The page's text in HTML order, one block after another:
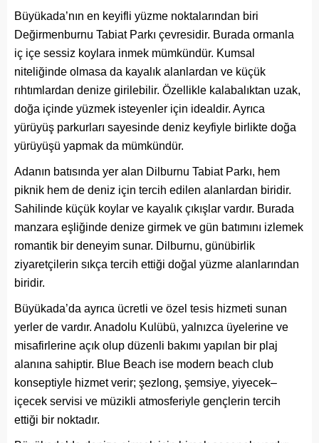
Büyükada’nın en keyifli yüzme noktalarından biri
Değirmenburnu Tabiat Parkı çevresidir. Burada ormanla
iç içe sessiz koylara inmek mümkündür. Kumsal
niteliğinde olmasa da kayalık alanlardan ve küçük
rıhtımlardan denize girilebilir. Özellikle kalabalıktan uzak,
doğa içinde yüzmek isteyenler için idealdir. Ayrıca
yürüyüş parkurları sayesinde deniz keyfiyle birlikte doğa
yürüyüşü yapmak da mümkündür.
Adanın batısında yer alan Dilburnu Tabiat Parkı, hem
piknik hem de deniz için tercih edilen alanlardan biridir.
Sahilinde küçük koylar ve kayalık çıkışlar vardır. Burada
manzara eşliğinde denize girmek ve gün batımını izlemek
romantik bir deneyim sunar. Dilburnu, günübirlik
ziyaretçilerin sıkça tercih ettiği doğal yüzme alanlarından
biridir.
Büyükada’da ayrıca ücretli ve özel tesis hizmeti sunan
yerler de vardır. Anadolu Kulübü, yalnızca üyelerine ve
misafirlerine açık olup düzenli bakımı yapılan bir plaj
alanına sahiptir. Blue Beach ise modern beach club
konseptiyle hizmet verir; şezlong, şemsiye, yiyecek–
içecek servisi ve müzikli atmosferiyle gençlerin tercih
ettiği bir noktadır.